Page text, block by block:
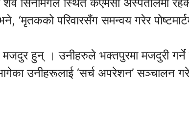
सिनामंगल स्थित केएमसी अस्पतालमा
परिवारसँग समन्वय गरेर
हुन् । उनीहरुले भक्तपुरमा मजदुरी गर्ने
उनीहरूलाई ‘सर्च अपरेशन’ सञ्चालन